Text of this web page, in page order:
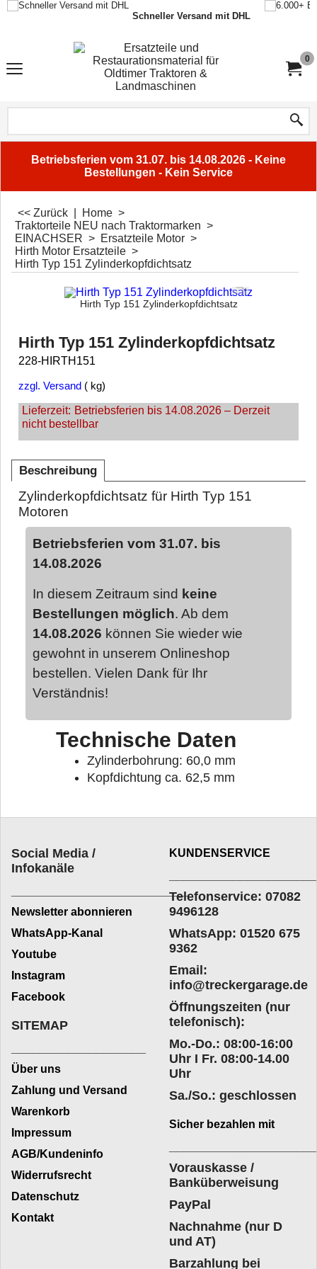
Schneller Versand mit DHL
0
Betriebsferien vom 31.07. bis 14.08.2026 - Keine
Bestellungen - Kein Service
<< Zurück Home >
Traktorteile NEU nach Traktormarken >
EINACHSER > Ersatzteile Motor >
Hirth Motor Ersatzteile >
Hirth Typ 151 Zylinderkopfdichtsatz
Hirth Typ 151 Zylinderkopfdichtsatz
Hirth Typ 151 Zylinderkopfdichtsatz
228-HIRTH151
zzgl. Versand kg
Lieferzeit: Betriebsferien bis 14.08.2026 – Derzeit
nicht bestellbar
Beschreibung
Zylinderkopfdichtsatz für Hirth Typ 151
Motoren
Betriebsferien vom 31.07. bis
14.08.2026
In diesem Zeitraum sind keine
Bestellungen möglich. Ab dem
14.08.2026 können Sie wieder wie
gewohnt in unserem Onlineshop
bestellen. Vielen Dank für Ihr
Verständnis!
Technische Daten
Zylinderbohrung: 60,0 mm
Kopfdichtung ca. 62,5 mm
Social Media /
Infokanäle
_________________________
Newsletter abonnieren
WhatsApp-Kanal
Youtube
Instagram
Facebook
KUNDENSERVICE
Telefonservice: 07082
9496128
WhatsApp: 01520 675
9362
Email:
info@treckergarage.de
Öffnungszeiten (nur
telefonisch):
Mo.-Do.: 08:00-16:00
Uhr I Fr. 08:00-14.00
Uhr
Sa./So.: geschlossen
SITEMAP
Über uns
Zahlung und Versand
Warenkorb
Impressum
AGB/Kundeninfo
Widerrufsrecht
Datenschutz
Kontakt
Sicher bezahlen mit
Vorauskasse /
Banküberweisung
PayPal
Nachnahme (nur D
und AT)
Barzahlung bei